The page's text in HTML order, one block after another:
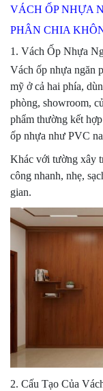
VÁCH ỐP NHỰA
PHÂN CHIA
1. Vách Ốp Nhựa
Vách ốp nhựa ngăn
mỹ ở cả hai phía,
phòng, showroom,
phẩm thường kết
ốp nhựa như PVC
Khác với tường xây
công nhanh, nhẹ,
gian.
2. Cấu Tạo Của